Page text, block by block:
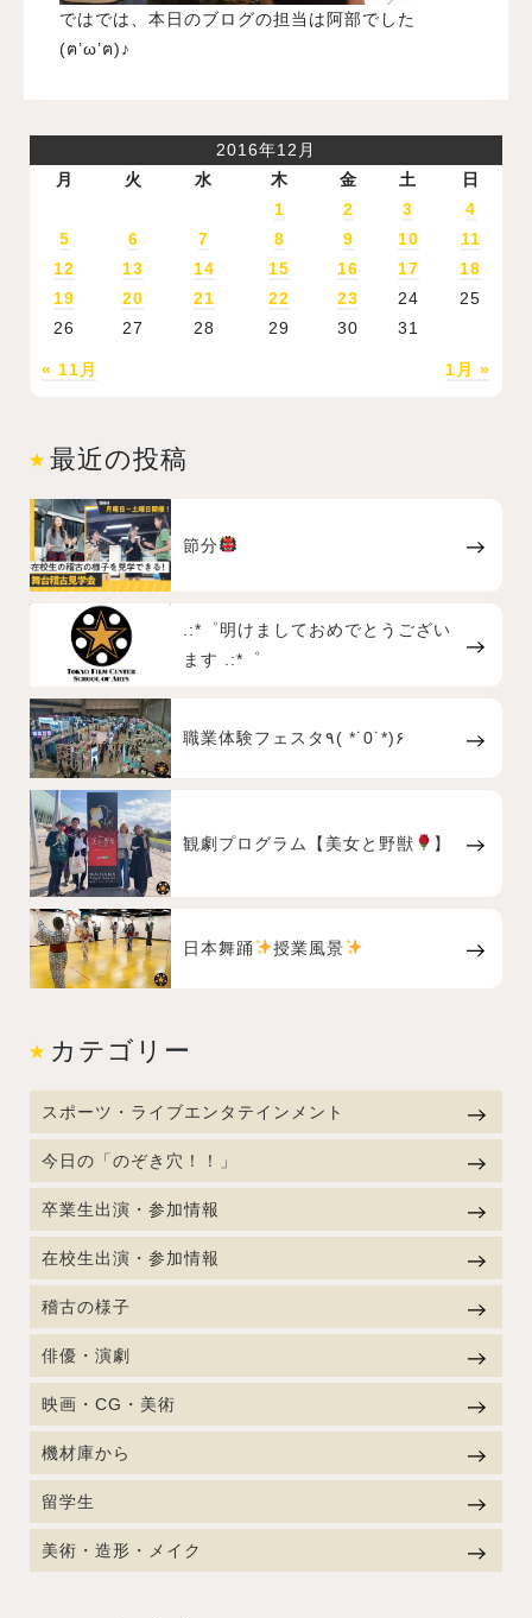
ではでは、本日のブログの担当は阿部でした
(ฅ’ω’ฅ)♪
2016年12月
月
火 水 木 金 土 日
« 11月 1月 »
1 2 3
4
5
6 7 8 9 10
11
12
13 14 15 16 17
18
19
20 21 22 23 24
25
26
27 28 29 30 31
最近の投稿
節分
.:*゜明けましておめでとうござい
ます .:*゜
職業体験フェスタ٩( *˙0˙*)۶
観劇プログラム【美女と野獣 】
日本舞踊 授業風景
カテゴリー
スポーツ・ライブエンタテインメント
今日の「のぞき穴！！」
卒業生出演・参加情報
在校生出演・参加情報
稽古の様子
俳優・演劇
映画・CG・美術
機材庫から
留学生
美術・造形・メイク